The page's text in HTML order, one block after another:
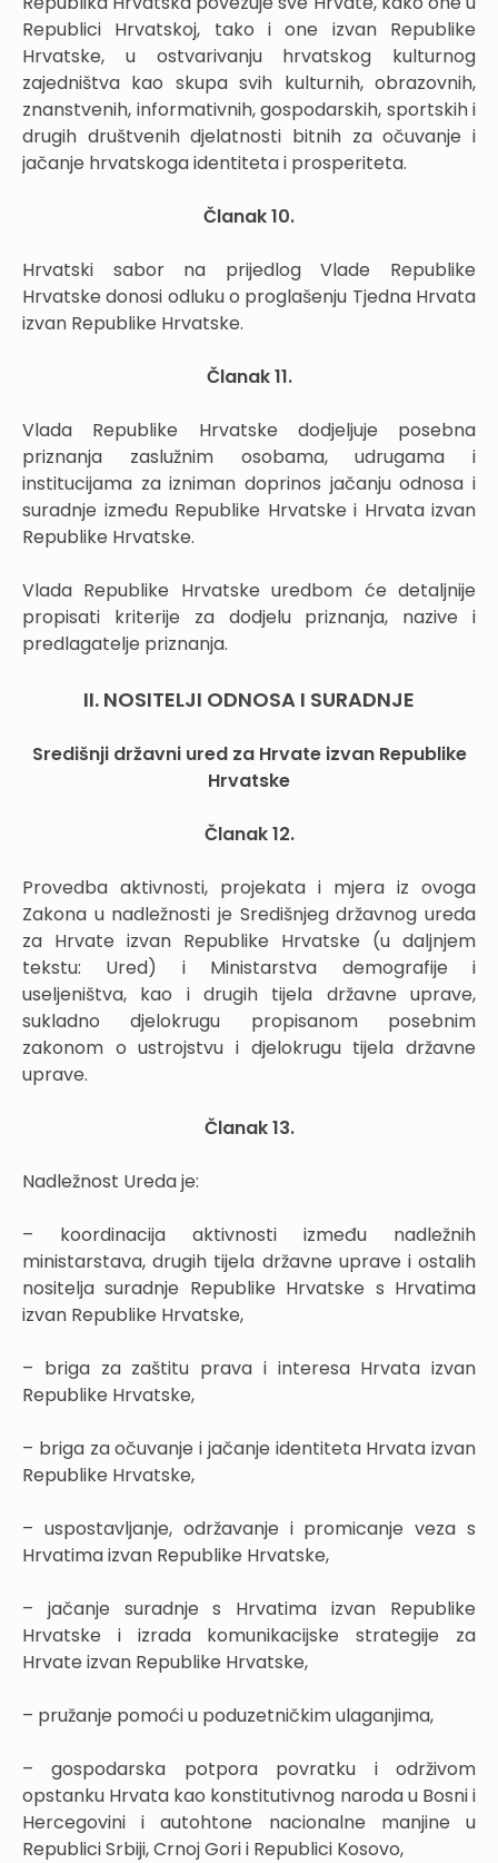
Republici Hrvatskoj, tako i one izvan Republike
Hrvatske, u ostvarivanju hrvatskog kulturnog
zajedništva kao skupa svih kulturnih, obrazovnih,
znanstvenih, informativnih, gospodarskih, sportskih i
drugih društvenih djelatnosti bitnih za očuvanje i
jačanje hrvatskoga identiteta i prosperiteta.
Članak 10.
Hrvatski sabor na prijedlog Vlade Republike
Hrvatske donosi odluku o proglašenju Tjedna Hrvata
izvan Republike Hrvatske.
Članak 11.
Vlada Republike Hrvatske dodjeljuje posebna
priznanja zaslužnim osobama, udrugama i
institucijama za izniman doprinos jačanju odnosa i
suradnje između Republike Hrvatske i Hrvata izvan
Republike Hrvatske.
Vlada Republike Hrvatske uredbom će detaljnije
propisati kriterije za dodjelu priznanja, nazive i
predlagatelje priznanja.
II. NOSITELJI ODNOSA I SURADNJE
Središnji državni ured za Hrvate izvan Republike
Hrvatske
Članak 12.
Provedba aktivnosti, projekata i mjera iz ovoga
Zakona u nadležnosti je Središnjeg državnog ureda
za Hrvate izvan Republike Hrvatske (u daljnjem
tekstu: Ured) i Ministarstva demografije i
useljeništva, kao i drugih tijela državne uprave,
sukladno djelokrugu propisanom posebnim
zakonom o ustrojstvu i djelokrugu tijela državne
uprave.
Članak 13.
Nadležnost Ureda je:
– koordinacija aktivnosti između nadležnih
ministarstava, drugih tijela državne uprave i ostalih
nositelja suradnje Republike Hrvatske s Hrvatima
izvan Republike Hrvatske,
– briga za zaštitu prava i interesa Hrvata izvan
Republike Hrvatske,
– briga za očuvanje i jačanje identiteta Hrvata izvan
Republike Hrvatske,
– uspostavljanje, održavanje i promicanje veza s
Hrvatima izvan Republike Hrvatske,
– jačanje suradnje s Hrvatima izvan Republike
Hrvatske i izrada komunikacijske strategije za
Hrvate izvan Republike Hrvatske,
– pružanje pomoći u poduzetničkim ulaganjima,
– gospodarska potpora povratku i održivom
opstanku Hrvata kao konstitutivnog naroda u Bosni i
Hercegovini i autohtone nacionalne manjine u
Republici Srbiji, Crnoj Gori i Republici Kosovo,